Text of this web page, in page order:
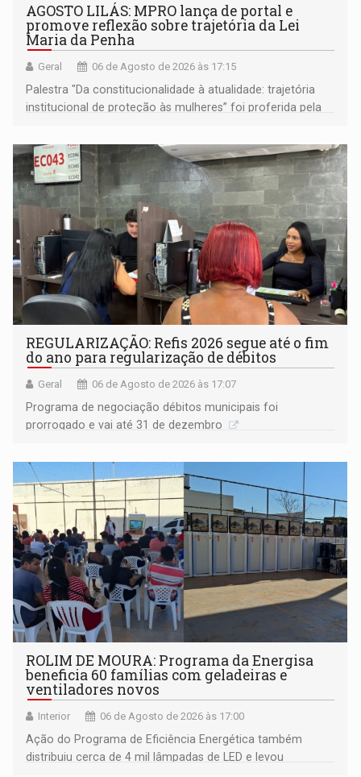
AGOSTO LILÁS: MPRO lança de portal e
promove reflexão sobre trajetória da Lei
Maria da Penha
Geral 06 de Agosto de 2026 às 17:15
Palestra "Da constitucionalidade à atualidade: trajetória
institucional de proteção às mulheres” foi proferida pela
Goiás
REGULARIZAÇÃO: Refis 2026 segue até o fim
do ano para regularização de débitos
Geral 06 de Agosto de 2026 às 17:07
Programa de negociação débitos municipais foi
prorrogado e vai até 31 de dezembro
ROLIM DE MOURA: Programa da Energisa
beneficia 60 famílias com geladeiras e
ventiladores novos
Interior 06 de Agosto de 2026 às 17:00
Ação do Programa de Eficiência Energética também
distribuiu cerca de 4 mil lâmpadas de LED e levou